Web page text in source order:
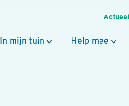
Actueel
In mijn tuin Help mee